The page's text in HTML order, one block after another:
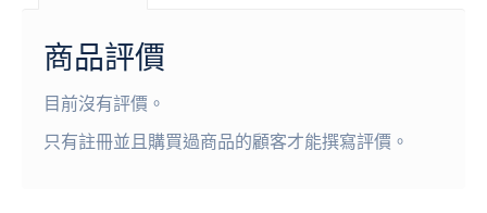
商品評價
目前沒有評價。
只有註冊並且購買過商品的顧客才能撰寫評價。